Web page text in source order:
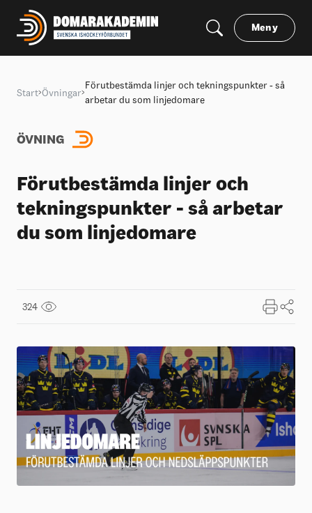
Meny
Start Övningar
Förutbestämda linjer och tekningspunkter - så
arbetar du som linjedomare
ÖVNING
Förutbestämda linjer och
tekningspunkter - så arbetar
du som linjedomare
324